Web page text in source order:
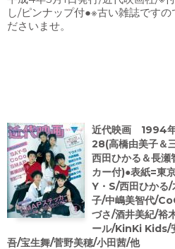
し/ピンナップ付●※古い雑誌です
ださいませ。
近代映画 1994
28(高橋由美子＆
西田ひかる＆長
カー付)●表紙=東
Y・S/西田ひかる/
子/中嶋美智代/
づさ/酒井美紀/裕
ール/KinKi Kids/
吾/宝生舞/菅野美穂/小田茜/他